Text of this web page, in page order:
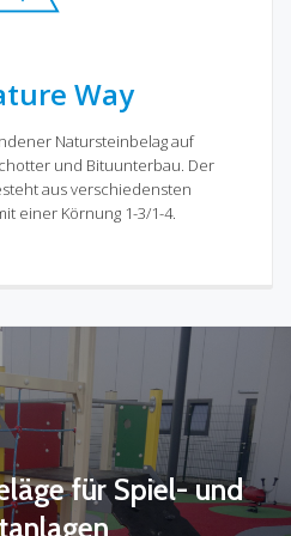
Way
Natursteinbelag auf
und Bituunterbau. Der
aus verschiedensten
einer Körnung 1-3/1-4.
für Spiel- und